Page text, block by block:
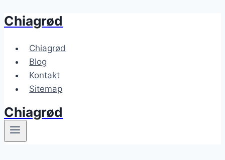
Fortsæt
indhold
Chiagrød
Chiagrød
Blog
Kontakt
Sitemap
Chiagrød